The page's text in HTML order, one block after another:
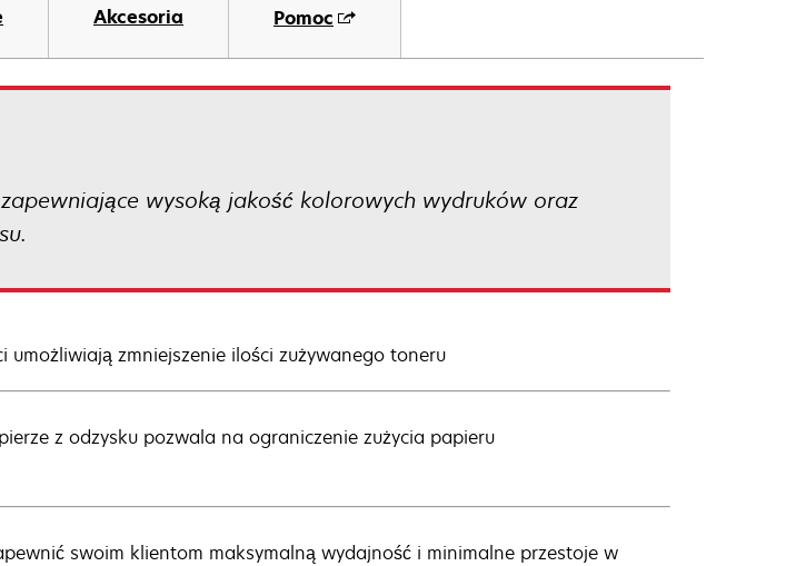
Akcesoria Pomoc
wysoką jakość kolorowych wydruków oraz
umożliwiają zmniejszenie ilości zużywanego toneru
z odzysku pozwala na ograniczenie zużycia papieru
swoim klientom maksymalną wydajność i minimalne przestoje w